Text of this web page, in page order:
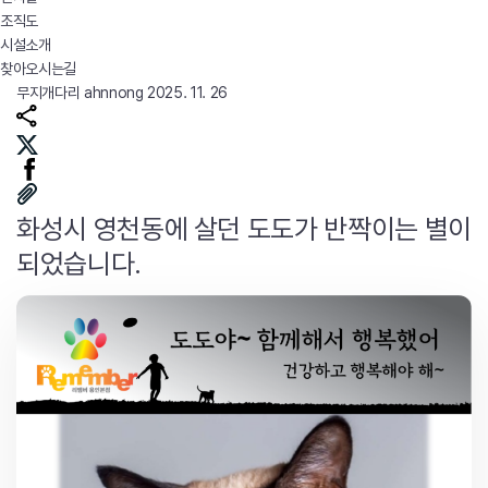
조직도
시설소개
찾아오시는길
무지개다리 ahnnong 2025. 11. 26
화성시 영천동에 살던 도도가 반짝이는 별이
되었습니다.